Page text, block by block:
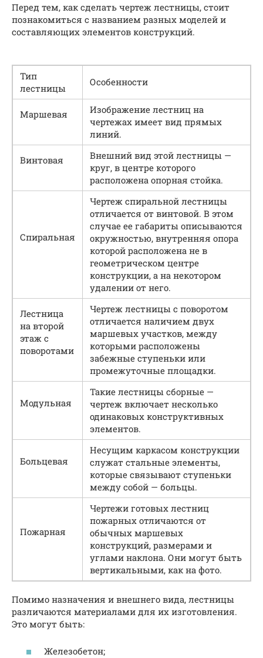
Перед тем, как сделать чертеж лестницы, стоит
познакомиться с названием разных моделей и
составляющих элементов конструкций.
Тип
лестницы
Особенности
Маршевая
Изображение лестниц на
чертежах имеет вид прямых
линий.
Винтовая
Внешний вид этой лестницы —
круг, в центре которого
расположена опорная стойка.
Спиральная
Чертеж спиральной лестницы
отличается от винтовой. В этом
случае ее габариты описываются
окружностью, внутренняя опора
которой расположена не в
геометрическом центре
конструкции, а на некотором
удалении от него.
Лестница
на второй
этаж с
поворотами
Чертеж лестницы с поворотом
отличается наличием двух
маршевых участков, между
которыми расположены
забежные ступеньки или
промежуточные площадки.
Модульная
Такие лестницы сборные —
чертеж включает несколько
одинаковых конструктивных
элементов.
Больцевая
Несущим каркасом конструкции
служат стальные элементы,
которые связывают ступеньки
между собой — больцы.
Пожарная
Чертежи готовых лестниц
пожарных отличаются от
обычных маршевых
конструкций, размерами и
углами наклона. Они могут быть
вертикальными, как на фото.
Помимо назначения и внешнего вида, лестницы
различаются материалами для их изготовления.
Это могут быть:
Железобетон;